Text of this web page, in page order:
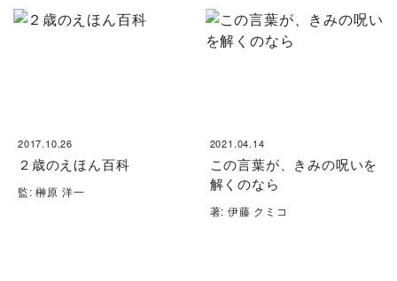
2017.10.26
２歳のえほん百科
監: 榊原 洋一
2021.04.14
この言葉が、きみの呪いを
解くのなら
著: 伊藤 クミコ